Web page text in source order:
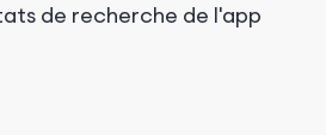
de recherche de l'app